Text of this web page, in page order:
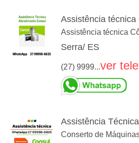
Assistência técnica
Assistência técnica
Serra/ ES
(27) 9999...ver
Assistência
Conserto de